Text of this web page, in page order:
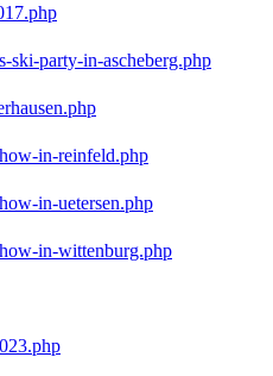
ski-party-in-ascheberg.php
in-reinfeld.php
in-uetersen.php
in-wittenburg.php